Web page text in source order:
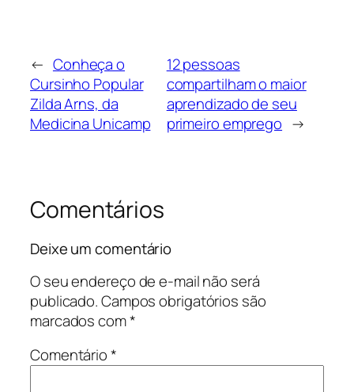
← Conheça o
Cursinho Popular
Zilda Arns, da
Medicina Unicamp
12 pessoas
compartilham o maior
aprendizado de seu
primeiro emprego →
Comentários
Deixe um comentário
O seu endereço de e-mail não será
publicado.Campos obrigatórios são
marcados com*
Comentário*